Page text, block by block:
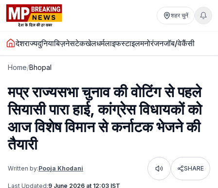
शहर चुनें
देशराज्यदुनियाबिज़नेसटेकखेलधर्मलाइफस्टाइलमनोरंजनजॉब/वेकैंसी
Home/Bhopal
मप्र राज्यसभा चुनाव की वोटिंग से पहले
सियासी पारा हाई, कांग्रेस विधायकों को
आज विशेष विमान से कर्नाटक भेजने की
तैयारी
Written by:Pooja Khodani Listen SHARE
Last Updated:9 June 2026 at 12:03 IST